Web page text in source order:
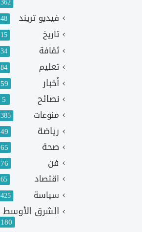
فيديو تريند 48
تاريخ 15
ثقافة 34
تعليم 84
أخبار 59
نصائح 5
منوعات 385
رياضة 49
صحة 65
فن 76
اقتصاد 65
سياسة 425
الشرق الأوسط
180